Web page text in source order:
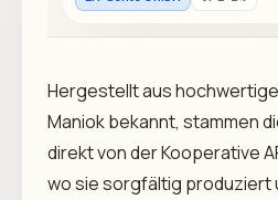
Hergestellt aus
Maniok bekannt, stammen
direkt von der Kooperative
wo sie sorgfältig produziert